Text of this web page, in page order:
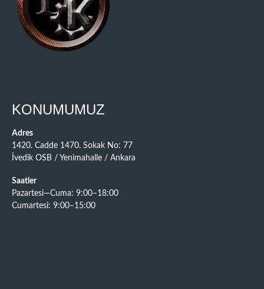
KONUMUMUZ
Adres
1420. Cadde 1470. Sokak No: 77
İvedik OSB / Yenimahalle / Ankara
Saatler
Pazartesi—Cuma: 9:00–18:00
Cumartesi: 9:00–15:00